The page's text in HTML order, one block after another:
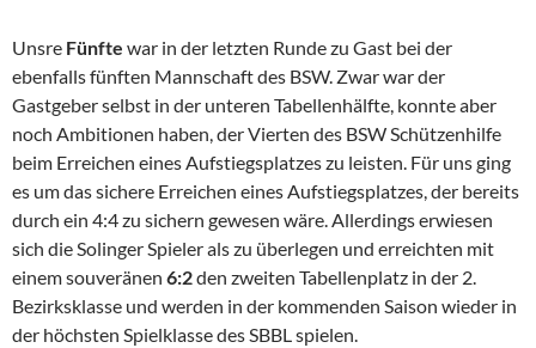
Unsre Fünfte war in der letzten Runde zu Gast bei der
ebenfalls fünften Mannschaft des BSW. Zwar war der
Gastgeber selbst in der unteren Tabellenhälfte, konnte aber
noch Ambitionen haben, der Vierten des BSW Schützenhilfe
beim Erreichen eines Aufstiegsplatzes zu leisten. Für uns ging
es um das sichere Erreichen eines Aufstiegsplatzes, der bereits
durch ein 4:4 zu sichern gewesen wäre. Allerdings erwiesen
sich die Solinger Spieler als zu überlegen und erreichten mit
einem souveränen 6:2den zweiten Tabellenplatz in der 2.
Bezirksklasse und werden in der kommenden Saison wieder in
der höchsten Spielklasse des SBBL spielen.